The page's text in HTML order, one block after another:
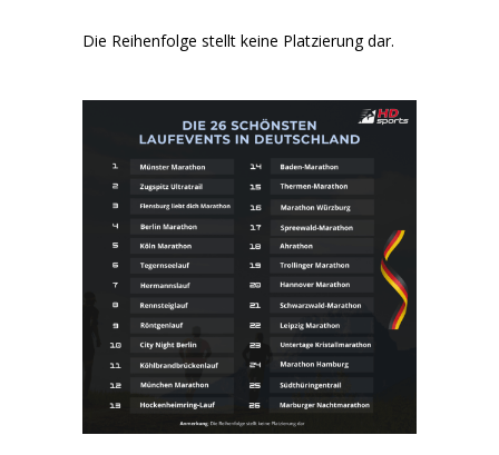
Die Reihenfolge stellt keine Platzierung dar.